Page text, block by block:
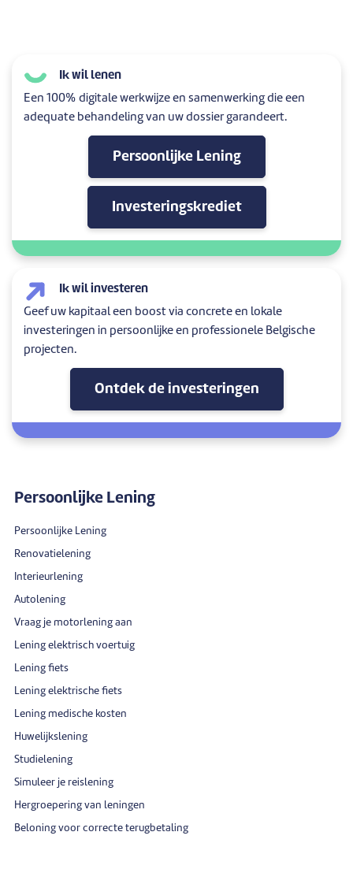
Ik wil lenen
Een 100% digitale werkwijze en samenwerking die een
adequate behandeling van uw dossier garandeert.
Persoonlijke Lening
Investeringskrediet
Ik wil investeren
Geef uw kapitaal een boost via concrete en lokale
investeringen in persoonlijke en professionele Belgische
projecten.
Ontdek de investeringen
Persoonlijke Lening
Persoonlijke Lening
Renovatielening
Interieurlening
Autolening
Vraag je motorlening aan
Lening elektrisch voertuig
Lening fiets
Lening elektrische fiets
Lening medische kosten
Huwelijkslening
Studielening
Simuleer je reislening
Hergroepering van leningen
Beloning voor correcte terugbetaling